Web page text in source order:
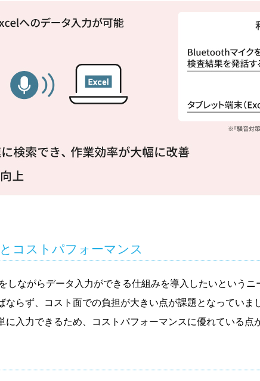
コストパフォーマンス
しながらデータ入力ができる仕組みを導入したいという
らず、コスト面での負担が大きい点が課題となってい
入力できるため、コストパフォーマンスに優れている点